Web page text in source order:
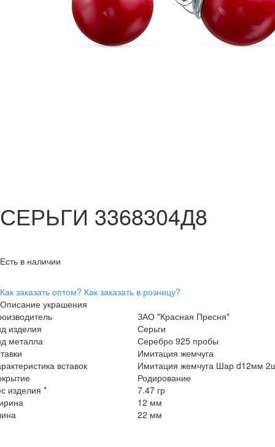
СЕРЬГИ 3368304Д8
Есть в наличии
Как заказать оптом? Как заказать в розницу?
Описание украшения
ЗАО "Красная Пресня"
изделия
Серьги
металла
Серебро 925 пробы
Имитация жемчуга
вставок
Имитация жемчуга Шар d12мм
Родирование
изделия *
7.47 гр
12 мм
22 мм